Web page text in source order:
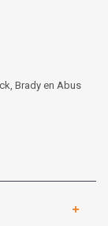
Brady en Abus